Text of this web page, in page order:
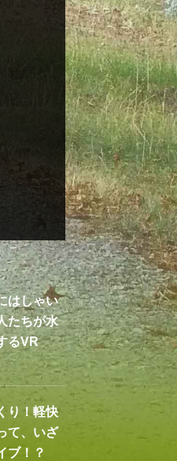
はしゃい
たちが水
るVR
り！軽快
て、いざ
ブ！？